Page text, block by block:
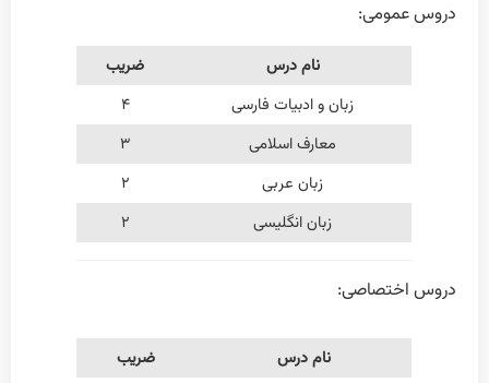
دروس عمومی:
نام درس
ضریب
زبان و ادبیات فارسی
۴
معارف اسلامی
۳
زبان عربی
۲
زبان انگلیسی
۲
دروس اختصاصی:
نام درس
ضریب